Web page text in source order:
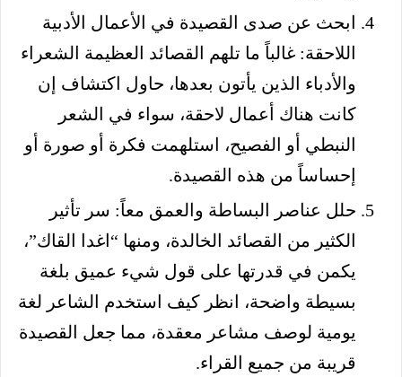
ابحث عن صدى القصيدة في الأعمال الأدبية
اللاحقة: غالباً ما تلهم القصائد العظيمة الشعراء
والأدباء الذين يأتون بعدها، حاول اكتشاف إن
كانت هناك أعمال لاحقة، سواء في الشعر
النبطي أو الفصيح، استلهمت فكرة أو صورة أو
إحساساً من هذه القصيدة.
حلل عناصر البساطة والعمق معاً: سر تأثير
الكثير من القصائد الخالدة، ومنها “اغدا القاك”،
يكمن في قدرتها على قول شيء عميق بلغة
بسيطة واضحة، انظر كيف استخدم الشاعر لغة
يومية لوصف مشاعر معقدة، مما جعل القصيدة
قريبة من جميع القراء.